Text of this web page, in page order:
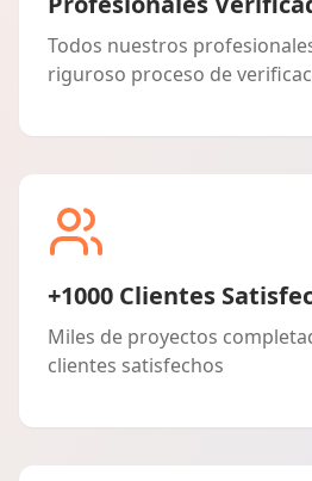
Todos nuestros
riguroso proceso de
+1000 Clientes
Miles de proyectos
clientes satisfechos